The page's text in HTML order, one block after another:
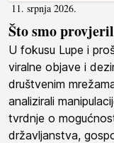
11. srpnja 2026.
Što smo
U fokusu Lupe i
viralne objave i
društvenim
analizirali
tvrdnje o
državljanstva,